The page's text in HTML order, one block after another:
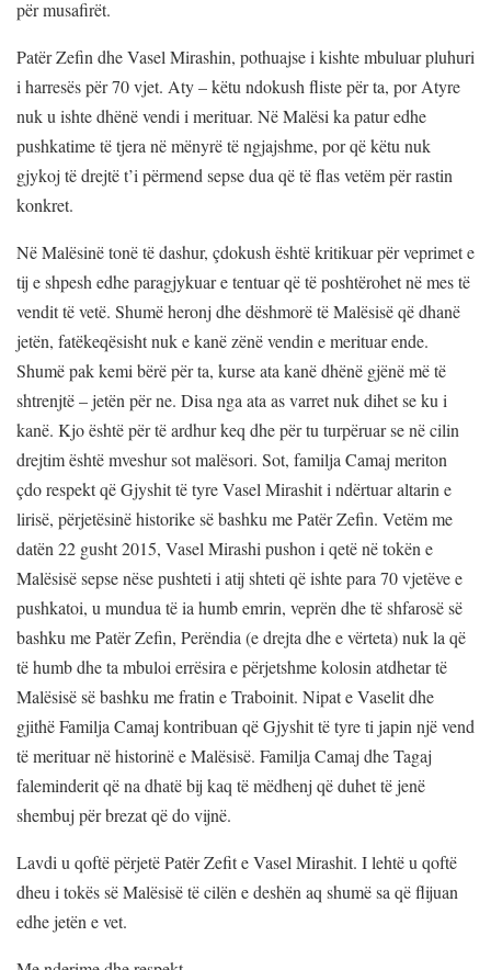
për musafirët.
Patër Zefin dhe Vasel Mirashin, pothuajse i kishte mbuluar pluhuri
i harresës për 70 vjet. Aty – këtu ndokush fliste për ta, por Atyre
nuk u ishte dhënë vendi i merituar. Në Malësi ka patur edhe
pushkatime të tjera në mënyrë të ngjajshme, por që këtu nuk
gjykoj të drejtë t’i përmend sepse dua që të flas vetëm për rastin
konkret.
Në Malësinë tonë të dashur, çdokush është kritikuar për veprimet e
tij e shpesh edhe paragjykuar e tentuar që të poshtërohet në mes të
vendit të vetë. Shumë heronj dhe dëshmorë të Malësisë që dhanë
jetën, fatëkeqësisht nuk e kanë zënë vendin e merituar ende.
Shumë pak kemi bërë për ta, kurse ata kanë dhënë gjënë më të
shtrenjtë – jetën për ne. Disa nga ata as varret nuk dihet se ku i
kanë. Kjo është për të ardhur keq dhe për tu turpëruar se në cilin
drejtim është mveshur sot malësori. Sot, familja Camaj meriton
çdo respekt që Gjyshit të tyre Vasel Mirashit i ndërtuar altarin e
lirisë, përjetësinë historike së bashku me Patër Zefin. Vetëm me
datën 22 gusht 2015, Vasel Mirashi pushon i qetë në tokën e
Malësisë sepse nëse pushteti i atij shteti që ishte para 70 vjetëve e
pushkatoi, u mundua të ia humb emrin, veprën dhe të shfarosë së
bashku me Patër Zefin, Perëndia (e drejta dhe e vërteta) nuk la që
të humb dhe ta mbuloi errësira e përjetshme kolosin atdhetar të
Malësisë së bashku me fratin e Traboinit. Nipat e Vaselit dhe
gjithë Familja Camaj kontribuan që Gjyshit të tyre ti japin një vend
të merituar në historinë e Malësisë. Familja Camaj dhe Tagaj
faleminderit që na dhatë bij kaq të mëdhenj që duhet të jenë
shembuj për brezat që do vijnë.
Lavdi u qoftë përjetë Patër Zefit e Vasel Mirashit. I lehtë u qoftë
dheu i tokës së Malësisë të cilën e deshën aq shumë sa që flijuan
edhe jetën e vet.